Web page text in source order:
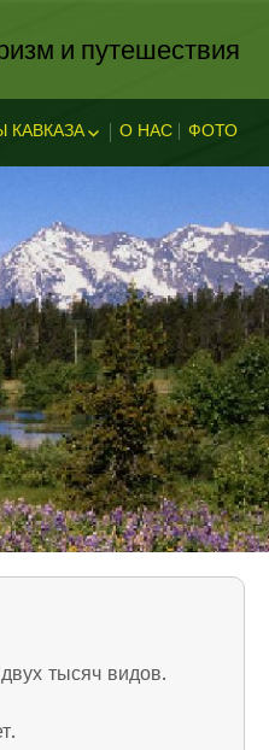
и путешествия
КАВКАЗА
АДЫГЕИ
БАЛКАРИЯ
ЧЕРКЕССИЯ
О НАС ФОТО
тысяч видов.